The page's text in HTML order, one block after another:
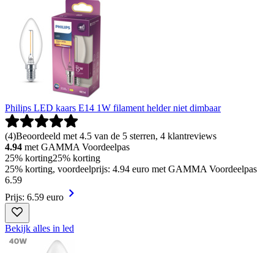
Philips LED kaars E14 1W filament helder niet dimbaar
(4)Beoordeeld met 4.5 van de 5 sterren, 4 klantreviews
4.94 met GAMMA Voordeelpas
25% korting25% korting
25% korting, voordeelprijs: 4.94 euro met GAMMA Voordeelpas
6.59
Prijs: 6.59 euro
Bekijk alles in led